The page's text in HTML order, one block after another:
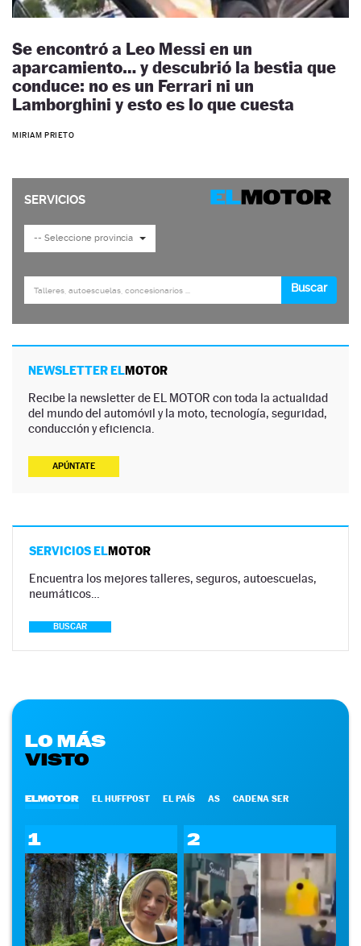
Se encontró a Leo Messi en un
aparcamiento… y descubrió la bestia que
conduce: no es un Ferrari ni un
Lamborghini y esto es lo que cuesta
MIRIAM PRIETO
NEWSLETTER ELMOTOR
Recibe la newsletter de EL MOTOR con toda la actualidad
del mundo del automóvil y la moto, tecnología, seguridad,
conducción y eficiencia.
APÚNTATE
SERVICIOS ELMOTOR
Encuentra los mejores talleres, seguros, autoescuelas,
neumáticos…
BUSCAR
LO MÁS
VISTO
ELMOTOR EL HUFFPOST EL PAÍS AS CADENA SER
1 2